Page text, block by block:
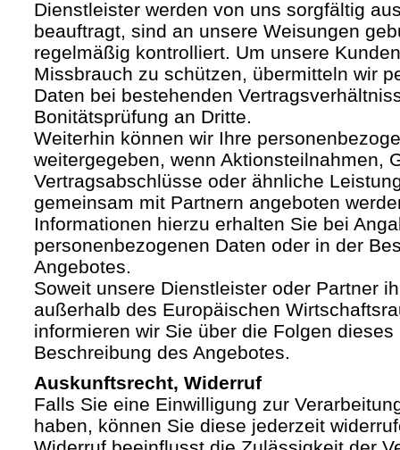
Dienstleister werden von uns sorgfältig
beauftragt, sind an unsere Weisungen
regelmäßig kontrolliert. Um unsere
Missbrauch zu schützen, übermitteln wir
Daten bei bestehenden
Bonitätsprüfung an Dritte.
Weiterhin können wir Ihre
weitergegeben, wenn Aktionsteilnahmen,
Vertragsabschlüsse oder ähnliche
gemeinsam mit Partnern angeboten
Informationen hierzu erhalten Sie bei
personenbezogenen Daten oder in der
Angebotes.
Soweit unsere Dienstleister oder Partner
außerhalb des Europäischen
informieren wir Sie über die Folgen
Beschreibung des Angebotes.
Auskunftsrecht, Widerruf
Falls Sie eine Einwilligung zur
haben, können Sie diese jederzeit